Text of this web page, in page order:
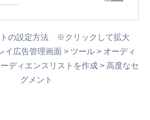
トの設定方法 ※クリックして拡大
イ広告管理画面 > ツール > オーディ
ディエンスリストを作成 > 高度なセ
グメント